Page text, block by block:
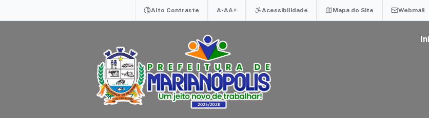
Alto Contraste A-AA+ Acessibilidade Mapa do Site Webmail